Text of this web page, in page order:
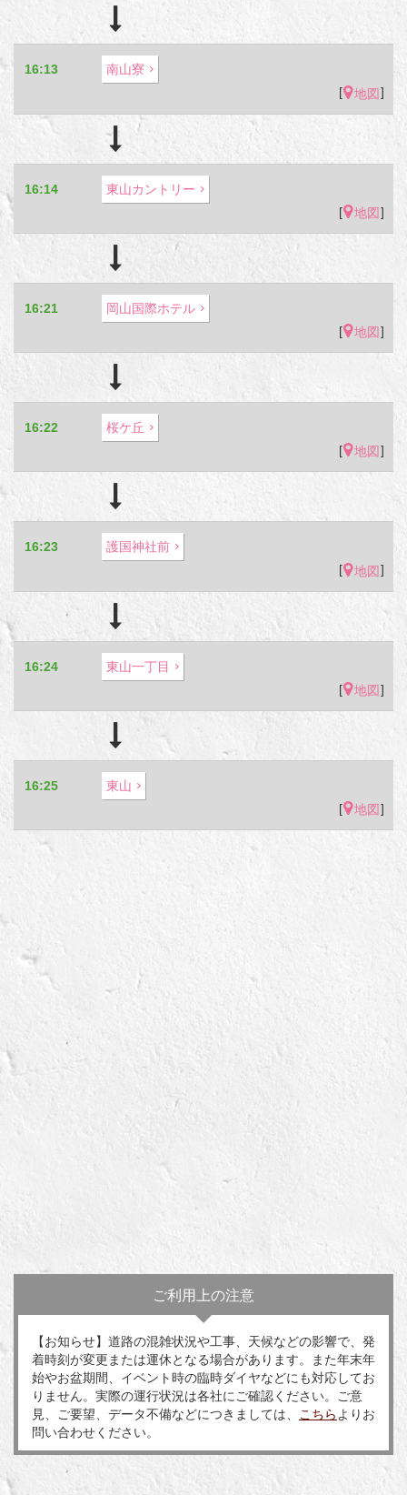
16:13
南山寮
[
地図]
16:14
東山カントリー
[
地図]
16:21
岡山国際ホテル
[
地図]
16:22
桜ケ丘
[
地図]
16:23
護国神社前
[
地図]
16:24
東山一丁目
[
地図]
16:25
東山
[
地図]
ご利用上の注意
【お知らせ】道路の混雑状況や工事、天候などの影響で、発
着時刻が変更または運休となる場合があります。また年末年
始やお盆期間、イベント時の臨時ダイヤなどにも対応してお
りません。実際の運行状況は各社にご確認ください。ご意
見、ご要望、データ不備などにつきましては、 こちらよりお
問い合わせください。